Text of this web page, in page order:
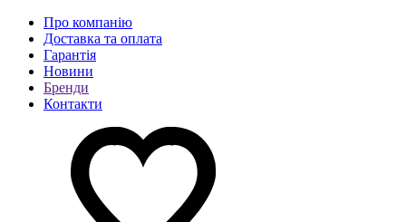
Про компанію
Доставка та оплата
Гарантія
Новини
Бренди
Контакти